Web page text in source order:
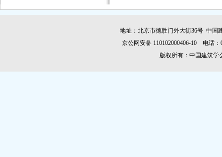
地址：北京市德胜门外大街36号 中
京公网安备 110102000406-10 电话：
版权所有：中国建筑